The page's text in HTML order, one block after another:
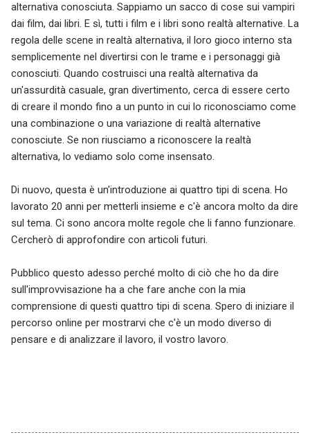
alternativa conosciuta. Sappiamo un sacco di cose sui vampiri
dai film, dai libri. E sì, tutti i film e i libri sono realtà alternative. La
regola delle scene in realtà alternativa, il loro gioco interno sta
semplicemente nel divertirsi con le trame e i personaggi già
conosciuti. Quando costruisci una realtà alternativa da
un'assurdità casuale, gran divertimento, cerca di essere certo
di creare il mondo fino a un punto in cui lo riconosciamo come
una combinazione o una variazione di realtà alternative
conosciute. Se non riusciamo a riconoscere la realtà
alternativa, lo vediamo solo come insensato.
Di nuovo, questa è un'introduzione ai quattro tipi di scena. Ho
lavorato 20 anni per metterli insieme e c'è ancora molto da dire
sul tema. Ci sono ancora molte regole che li fanno funzionare.
Cercherò di approfondire con articoli futuri.
Pubblico questo adesso perché molto di ciò che ho da dire
sull'improvvisazione ha a che fare anche con la mia
comprensione di questi quattro tipi di scena. Spero di iniziare il
percorso online per mostrarvi che c'è un modo diverso di
pensare e di analizzare il lavoro, il vostro lavoro.